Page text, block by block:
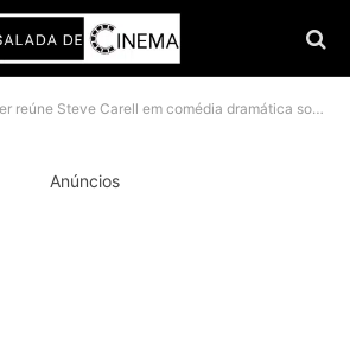
Carell em comédia dramática sobre academia e laços familiares
Anúncios